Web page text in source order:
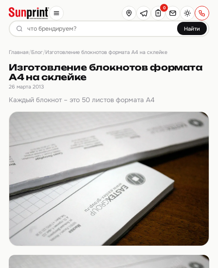
Найти
0
Главная/Блог/Изготовление блокнотов формата А4 на склейке
Изготовление блокнотов формата
А4 на склейке
26 марта 2013
Каждый блокнот – это 50 листов формата А4